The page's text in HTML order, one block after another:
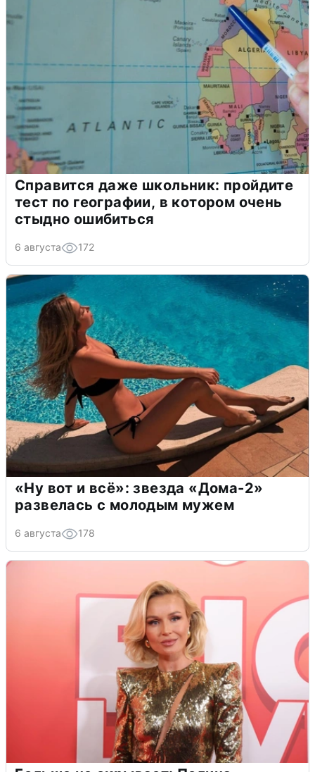
Справится даже школьник: пройдите
тест по географии, в котором очень
стыдно ошибиться
6 августа 172
«Ну вот и всё»: звезда «Дома-2»
развелась с молодым мужем
6 августа 178